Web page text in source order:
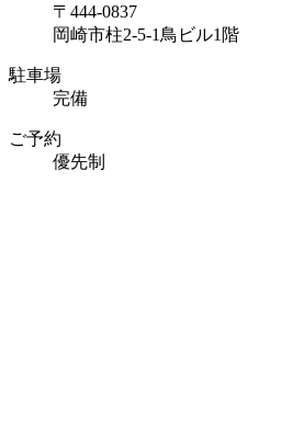
〒444-0837
岡崎市柱2-5-1鳥ビル1階
駐車場
完備
ご予約
優先制